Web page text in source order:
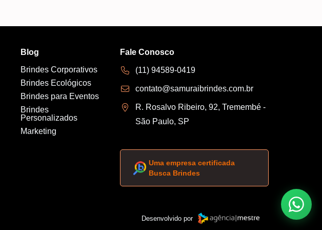
Blog
Brindes Corporativos
Brindes Ecológicos
Brindes para Eventos
Brindes
Personalizados
Marketing
Fale Conosco
(11) 94589-0419
contato@samuraibrindes.com.br
R. Rosalvo Ribeiro, 92, Tremembé -
São Paulo, SP
Uma empresa certificada
Busca Brindes
Desenvolvido por